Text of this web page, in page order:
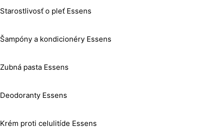
Starostlivosť o pleť Essens
Šampóny a kondicionéry Essens
Zubná pasta Essens
Deodoranty Essens
Krém proti celulitíde Essens